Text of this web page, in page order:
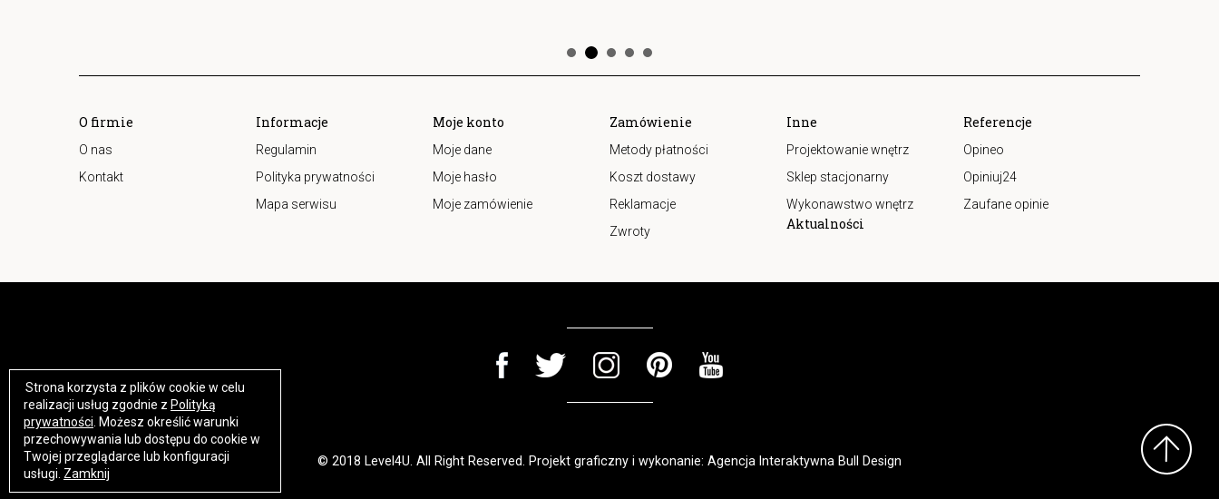
https://www.high-endrolex.com/17
Strona korzysta z plików cookie w celu
realizacji usług zgodnie z Polityką
prywatności . Możesz określić warunki
przechowywania lub dostępu do cookie w
Twojej przeglądarce lub konfiguracji
usługi. Zamknij
O firmie
O nas
Kontakt
Informacje
Regulamin
Polityka prywatności
Mapa serwisu
Moje konto
Moje dane
Moje hasło
Moje zamówienie
Zamówienie
Metody płatności
Koszt dostawy
Reklamacje
Zwroty
Inne
Projektowanie wnętrz
Sklep stacjonarny
Wykonawstwo wnętrz
Referencje
Opineo
Opiniuj24
Zaufane opinie
Aktualności
© 2018 Level4U. All Right Reserved. Projekt graficzny i wykonanie: Agencja Interaktywna Bull Design